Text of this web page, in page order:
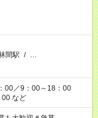
間駅 / …
00／9：00～18：00
など